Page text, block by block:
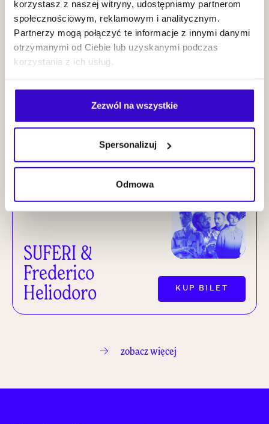
korzystasz z naszej witryny, udostępniamy partnerom
społecznościowym, reklamowym i analitycznym.
Partnerzy mogą połączyć te informacje z innymi danymi
otrzymanymi od Ciebie lub uzyskanymi podczas
korzystania z ich usług.
Zezwól na wszystkie
Spersonalizuj
Odmowa
Wiesław
Prządka Three
Cities Project
KUP BILET
25.09 NOWI MISTRZOWIE
SUFERI &
Frederico
Heliodoro
KUP BILET
zobacz więcej